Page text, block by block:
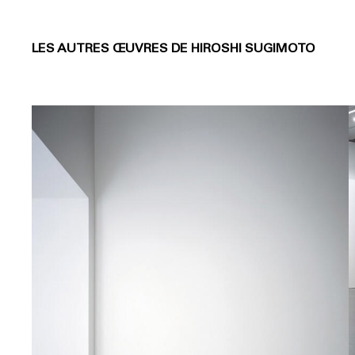
LES AUTRES ŒUVRES DE HIROSHI SUGIMOTO